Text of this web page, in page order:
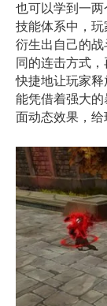
也可以学到一
技能体系中，
衍生出自己的
同的连击方式
快捷地让玩家释
能凭借着强大
面动态效果，给